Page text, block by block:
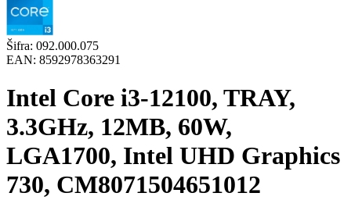
Šifra: 092.000.075
EAN: 8592978363291
Intel Core i3-12100, TRAY,
3.3GHz, 12MB, 60W,
LGA1700, Intel UHD Graphics
730, CM8071504651012